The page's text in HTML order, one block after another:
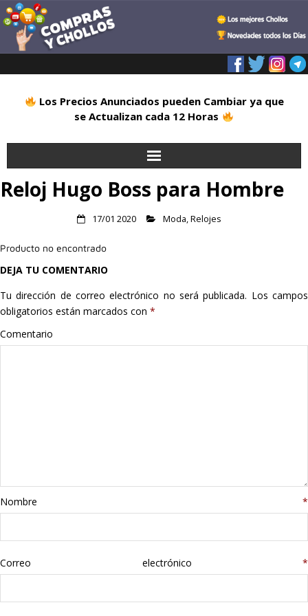
Los Precios Anunciados pueden Cambiar ya que
se Actualizan cada 12 Horas
Inicio
Blog
Deportes
libros
Reloj Hugo Boss para Hombre
17/01 2020 Moda,Relojes
Producto no encontrado
DEJA TU COMENTARIO
Tu dirección de correo electrónico no será publicada. Los campos
obligatorios están marcados con *
Comentario
Nombre *
Correo electrónico *